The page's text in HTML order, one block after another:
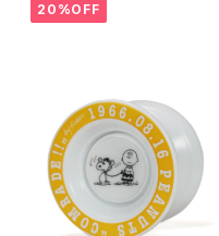
20%OFF